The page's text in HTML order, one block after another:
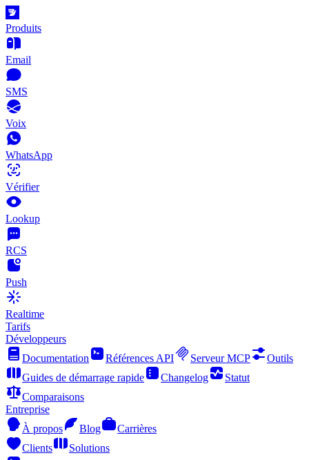
Produits
Email
SMS
Voix
WhatsApp
Vérifier
Lookup
RCS
Push
Realtime
Tarifs
Développeurs
Documentation
Références API Serveur MCP
Outils
Guides de démarrage rapide
Changelog
Statut
Comparaisons
Entreprise
À propos
Blog
Carrières
Clients
Solutions